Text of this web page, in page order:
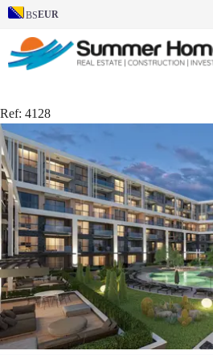
BSEUR
Ref: 4128